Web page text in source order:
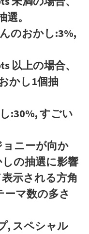
。
のおかし:3%,
以上の場合、
かし1個抽
:30%, すごい
ニーが向か
の抽選に影響
示される方角
マ数の多さ
, スペシャル